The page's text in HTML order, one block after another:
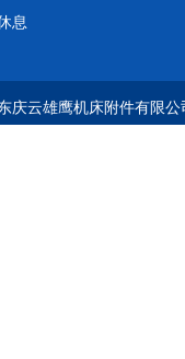
息
庆云雄鹰机床附件有限